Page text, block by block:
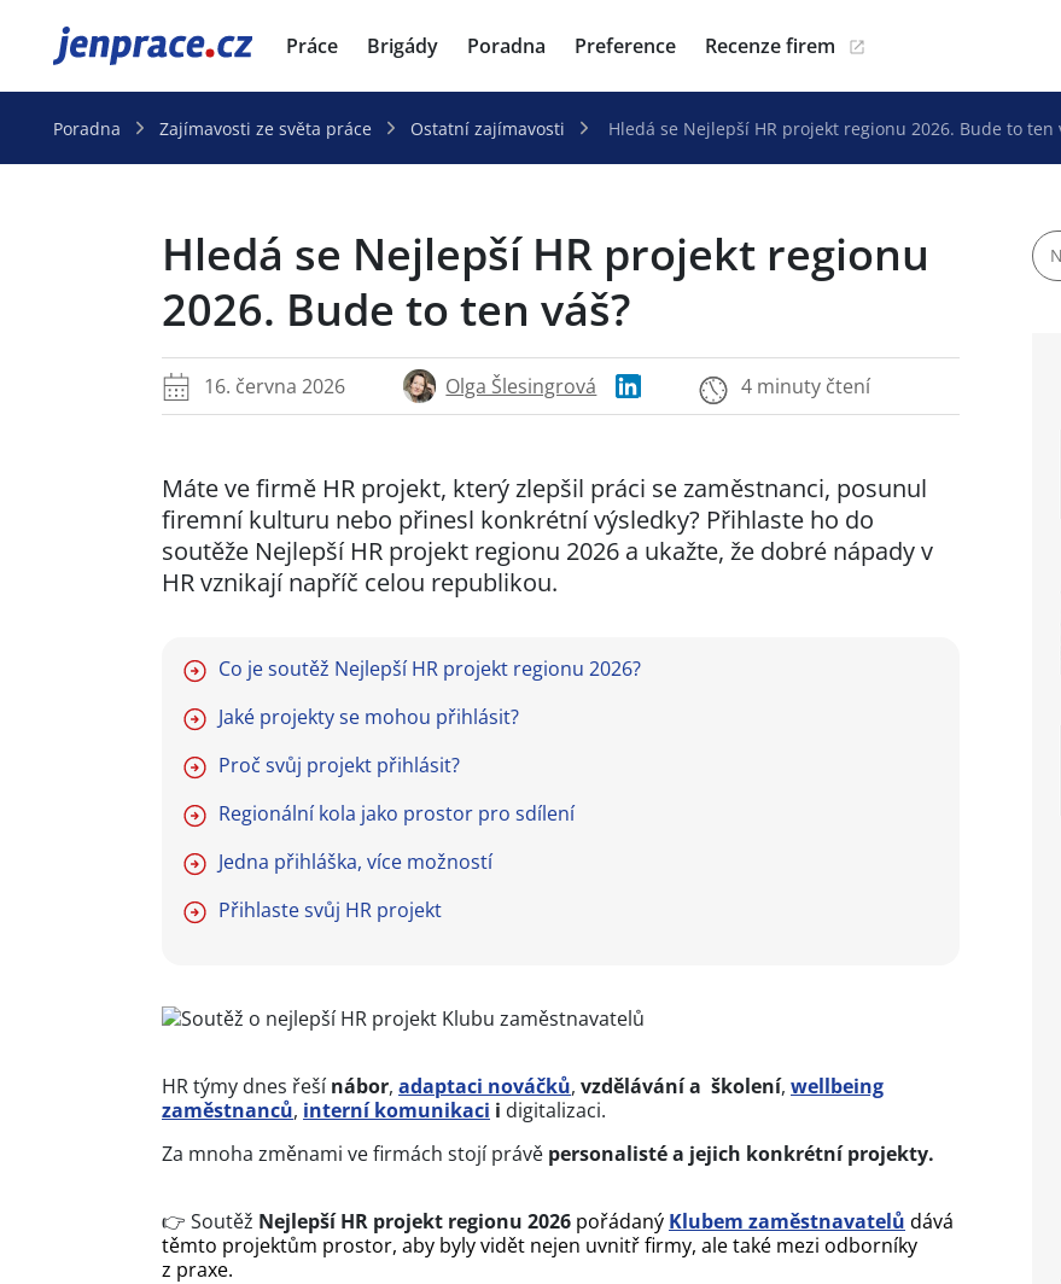
JenPráce.cz Práce Brigády Poradna Preference Recenze firem
Poradna Zajímavosti ze světa práce Ostatní zajímavosti Hledá se Nejlepší HR projekt regionu 2026. Bude to ten
Hledá se Nejlepší HR projekt regionu
2026. Bude to ten váš?
16. června 2026 Olga Šlesingrová 4 minuty čtení
Máte ve firmě HR projekt, který zlepšil práci se zaměstnanci, posunul
firemní kulturu nebo přinesl konkrétní výsledky? Přihlaste ho do
soutěže Nejlepší HR projekt regionu 2026 a ukažte, že dobré nápady v
HR vznikají napříč celou republikou.
Co je soutěž Nejlepší HR projekt regionu 2026?
Jaké projekty se mohou přihlásit?
Proč svůj projekt přihlásit?
Regionální kola jako prostor pro sdílení
Jedna přihláška, více možností
Přihlaste svůj HR projekt
HR týmy dnes řešínábor, adaptaci nováčků, vzdělávání a školení, wellbeing
zaměstnanců, interní komunikaci i digitalizaci.
Za mnoha změnami ve firmách stojí právě personalisté a jejich konkrétní projekty.
👉 Soutěž Nejlepší HR projekt regionu 2026 pořádaný Klubem zaměstnavatelů dává
těmto projektům prostor, aby byly vidět nejen uvnitř firmy, ale také mezi odborníky
z praxe.